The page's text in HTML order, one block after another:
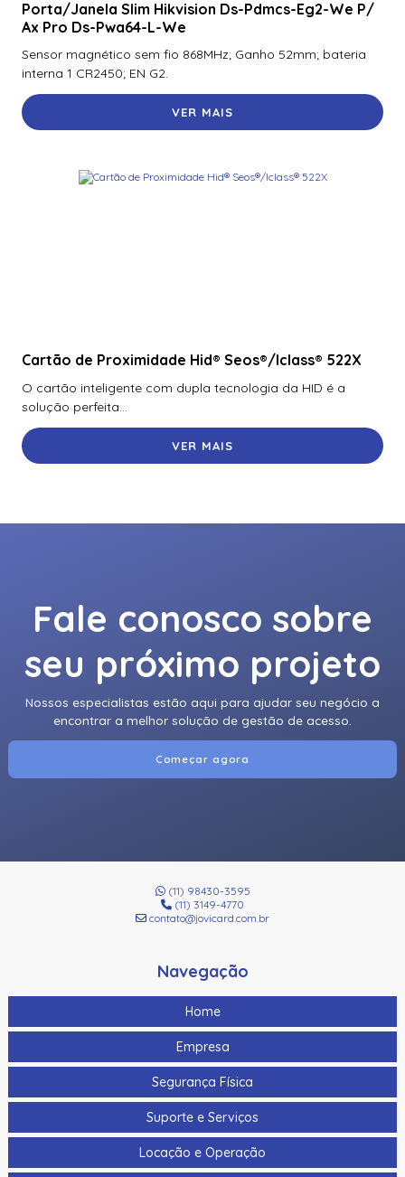
Porta/Janela Slim Hikvision Ds-Pdmcs-Eg2-We P/
Ax Pro Ds-Pwa64-L-We
Sensor magnético sem fio 868MHz; Ganho 52mm; bateria
interna 1 CR2450; EN G2.
VER MAIS
Cartão de Proximidade Hid® Seos®/Iclass® 522X
O cartão inteligente com dupla tecnologia da HID é a
solução perfeita...
VER MAIS
Fale conosco sobre
seu próximo projeto
Nossos especialistas estão aqui para ajudar seu negócio a
encontrar a melhor solução de gestão de acesso.
Começar agora
(11) 98430-3595
(11) 3149-4770
contato@jovicard.com.br
Navegação
Home
Empresa
Segurança Física
Suporte e Serviços
Locação e Operação